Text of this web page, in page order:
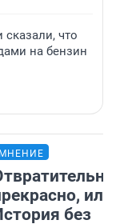
что
на бензин
МНЕНИЕ
или
без